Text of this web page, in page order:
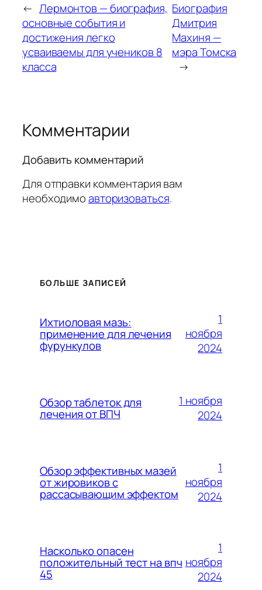
← Лермонтов — биография,
основные события и
достижения легко
усваиваемы для учеников 8
класса
Биография
Дмитрия
Махиня —
мэра Томска
→
Комментарии
Добавить комментарий
Для отправки комментария вам
необходимоавторизоваться.
БОЛЬШЕ ЗАПИСЕЙ
Ихтиоловая мазь:
применение для лечения
фурункулов
1
ноября
2024
Обзор таблеток для
лечения от ВПЧ
1 ноября
2024
Обзор эффективных мазей
от жировиков с
рассасывающим эффектом
1
ноября
2024
Насколько опасен
положительный тест на впч
45
1
ноября
2024